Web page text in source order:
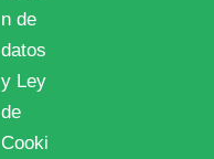
n de
datos
y Ley
de
Cooki